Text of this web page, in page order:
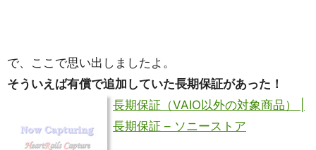
で、ここで思い出しましたよ。
そういえば有償で追加していた長期保証があった！
長期保証（VAIO以外の対象商品） |
長期保証 – ソニーストア